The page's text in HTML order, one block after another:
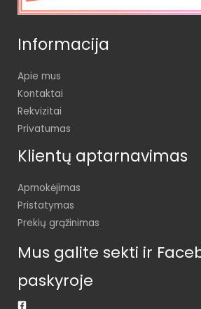
Informacija
Apie mus
Kontaktai
Rekvizitai
Privatumas
Klientų aptarnavimas
Apmokėjimas
Pristatymas
Prekių grąžinimas
Mus galite sekti ir
paskyroje